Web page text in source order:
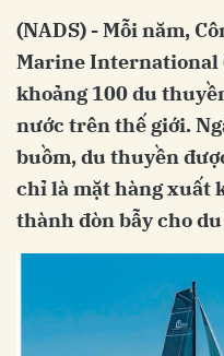
(NADS) - Mỗi năm,
Marine International
khoảng 100 du
nước trên thế giới.
buồm, du thuyền
chỉ là mặt hàng xuất
thành đòn bẫy cho